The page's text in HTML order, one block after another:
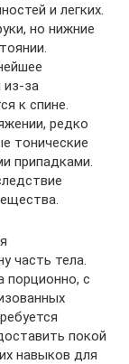
и легких.
но нижние
за
к спине.
редко
тонические
припадками.
часть тела.
порционно, с
покой
навыков для